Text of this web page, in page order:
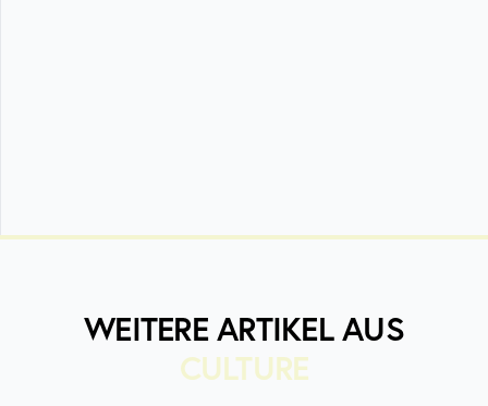
WEITERE ARTIKEL AUS
CULTURE